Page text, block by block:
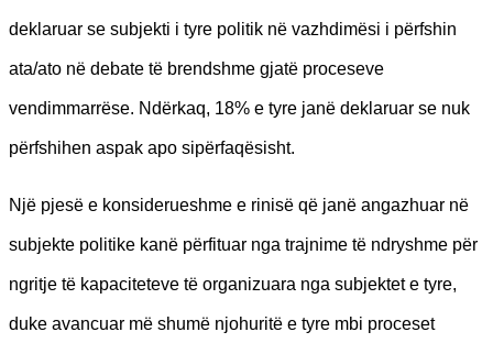
deklaruar se subjekti i tyre politik në vazhdimësi i përfshin
ata/ato në debate të brendshme gjatë proceseve
vendimmarrëse. Ndërkaq, 18% e tyre janë deklaruar se nuk
përfshihen aspak apo sipërfaqësisht.
Një pjesë e konsiderueshme e rinisë që janë angazhuar në
subjekte politike kanë përfituar nga trajnime të ndryshme për
ngritje të kapaciteteve të organizuara nga subjektet e tyre,
duke avancuar më shumë njohuritë e tyre mbi proceset